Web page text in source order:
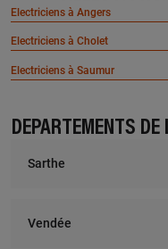
Electriciens à Angers
Electriciens à Cholet
Electriciens à Saumur
DÉPARTEMENTS
Sarthe
Vendée